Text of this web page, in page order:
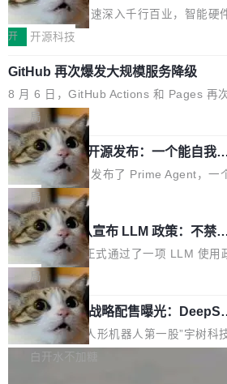
度,案例厚度、全域覆盖、多线协同...
看起来最令人兴奋的论文，那它们大部分
度宣传的。」 这才是真正的痛点。不是所
都有问题，是最吸引眼球的那批论文最有
他引用的帖子来自 Mathew Shen，一位
026 的读者：「看了篇 ...
工作过。近日他在 X 上发了一条帖子，列
认为现代 AI 领域最重要的三个开源项目。
理由很具体。FA 系列不需要解释，但 FA2
认为最重要的一个——复杂度恰到好处，
驱动你去学 CuTe，但还没被那些"邪恶的"
er++ 优化所淹没，足够容易修改和适配。
键的是 FA2 的持久性...
硬件开发者日杭州站即将举行
随着万物智联加速深入千行百业，智能硬
单点设备迈向智能化、网联化、协同化发
鸿蒙通过统一技术底座和分布式能力，为
型智能设备的开发、连接与互联提供关键
也为产业链企业探索产品创新与商业增长
的空间。 8月14日，开源鸿蒙智能硬件开
（OHDD：OpenHarmony Hardware
r Day）将在杭州启航。活动面向智能硬件
链企业和开发者，邀请行业专家与资深技
问，围绕开源鸿蒙技术能力、设备适配、
配、功耗与稳定性调优、兼容性测评及统
等内容展开系统讲解和实战交流，帮助企
步了解开源鸿蒙在智能...
开 开源科技
GitHub 再次爆发大规模服务降级
8 月 6 日，GitHub Actions 和 Pages 再
模服务降级，Actions 完全不可用超过 5
webhook 停发，连自托管 runner 也因调
障无法工作。Pages、Copilot code
opilot coding agent 全部受影响。从检测
恢复，大约 12 小时。 这是 2026 年 8 月
起事故，其中四起与 AI/Copilot 服务相关
Hub 员工 kdaigle 在 HN 讨论中贴出了一
据：2025 年全年 10 亿次 commit。现在
2.75 亿次，全年预计 140 亿次。GitHub...
局
Prime Agent 开源发布：一个能自我
进的编程 Agent，ARC-AGI 3 超越人
专家基线
Prime Intellect 发布了 Prime Agent，一
的编程 Agent Harness，核心设计围绕两
象：Recursive Language Model（RLM
ontinual Harness。在 ARC-AGI 3 基准测
上，Prime Agent + Opus 5 的组合达到了
5% RHAE Best@1，超过了 ARC 报告的
家基线 95.4%。 不是又一个 coding
器 Prime Agent 的架构和市面上大多数
agent 有本质区别。大多数 agent
计是基于早期模型的能力—...
局
Rust 项目团队宣布 LLM 政策：不禁
止，但你要承认哪些代码不是你写的
Rust 语言项目正式通过了一项 LLM 使用
覆盖 rust-lang/rust 单一仓库的代码贡献。
是项目级别的官方立场，目前由五个团队
但它可能是主流开源项目中关于 AI 辅助贡
细致的一份规则。 政策的核心只有一句话
可以用来分析、提炼、审阅、建议，但不
局
宇树科技 IPO 战略配售曝光：DeepSe
ek 获配 93.3 万股，锁定 36 个月
8月6日晚间，“人形机器人第一股”宇树科
有限公司披露IPO发行价格及战略配售结果
白开水不加糖